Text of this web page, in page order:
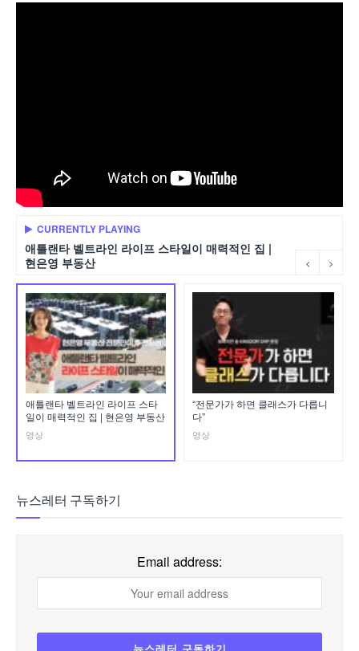
CURRENTLY PLAYING
애틀랜타 벨트라인 라이프 스타일이 매력적인 집 |
현은영 부동산
애틀랜타 벨트라인 라이프 스타
일이 매력적인 집 | 현은영 부동산
영상
“전문가가 하면 클래스가 다릅니
다”
영상
뉴스레터 구독하기
Email address: